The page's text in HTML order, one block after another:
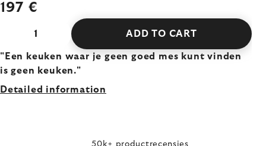
197 €
ADD TO CART
"Een keuken waar je geen goed mes kunt vinden
is geen keuken."
Detailed information
50k+ productrecensies